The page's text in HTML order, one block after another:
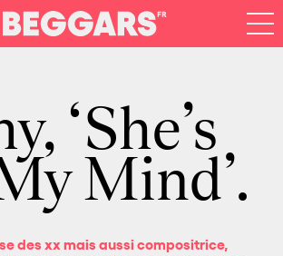
‘She’s
Mind’.
des xx mais aussi compositrice,